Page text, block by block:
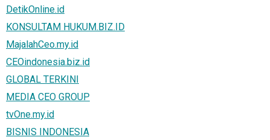
DetikOnline.id
KONSULTAM HUKUM.BIZ.ID
MajalahCeo.my.id
CEOindonesia.biz.id
GLOBAL TERKINI
MEDIA CEO GROUP
tvOne.my.id
BISNIS INDONESIA